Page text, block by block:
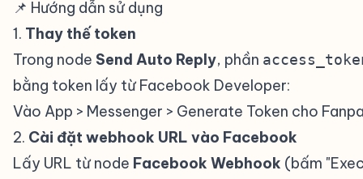
📌 Hướng dẫn sử dụng
1. Thay thế token
Trong node Send Auto Reply, phần
bằng token lấy từ Facebook Developer:
Vào App > Messenger > Generate Token cho
2. Cài đặt webhook URL vào Facebook
Lấy URL từ node Facebook Webhook (bấm